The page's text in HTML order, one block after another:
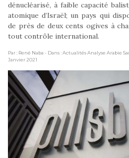
dénucléarisé, à faible capacité
atomique d’Israël; un pays qui
de près de deux cents ogives à
tout contrôle international.
Par : René Naba - Dans : Actualités Analyse Arabie
Janvier 2021